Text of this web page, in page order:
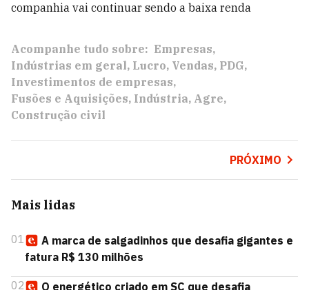
companhia vai continuar sendo a baixa renda
Acompanhe tudo sobre: Empresas
Indústrias em geral Lucro Vendas PDG
Investimentos de empresas
Fusões e Aquisições Indústria Agre
Construção civil
PRÓXIMO
Mais lidas
01
A marca de salgadinhos que desafia gigantes e
fatura R$ 130 milhões
02 O energético criado em SC que desafia